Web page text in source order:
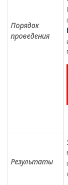
Порядок
проведения
Результаты